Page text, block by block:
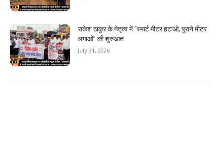
राकेश ठाकुर के नेतृत्व में “स्मार्ट मीटर हटाओ, पुराने मीटर
लगाओ” की शुरुआत
July 31, 2026